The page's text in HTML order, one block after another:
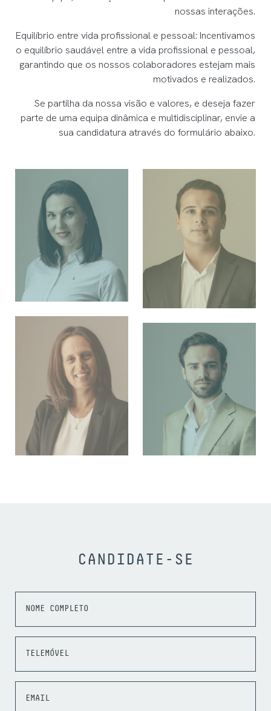
nossas interações.
Equilíbrio entre vida profissional e pessoal: Incentivamos
o equilíbrio saudável entre a vida profissional e pessoal,
garantindo que os nossos colaboradores estejam mais
motivados e realizados.
Se partilha da nossa visão e valores, e deseja fazer
parte de uma equipa dinâmica e multidisciplinar, envie a
sua candidatura através do formulário abaixo.
CANDIDATE-SE
NOME COMPLETO
TELEMÓVEL
EMAIL